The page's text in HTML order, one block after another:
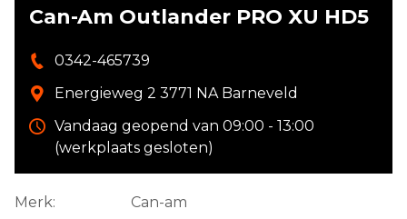
Can-Am Outlander PRO XU HD5
0342-465739
Energieweg 2 3771 NA Barneveld
Vandaag geopend van 09:00 - 13:00
(werkplaats gesloten)
Merk:
Can-am